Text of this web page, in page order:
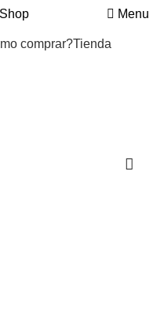
Menu
comprar?Tienda